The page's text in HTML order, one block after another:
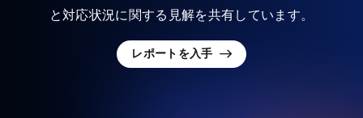
と対応状況に関する見解を共有しています。
レポートを入手